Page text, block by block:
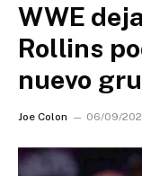
WWE
Rollins
nuevo
Joe Colon 06/09/